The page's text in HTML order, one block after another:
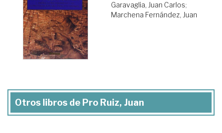
Garavaglia, Juan Carlos;
Marchena Fernández, Juan
Otros libros de Pro Ruiz, Juan